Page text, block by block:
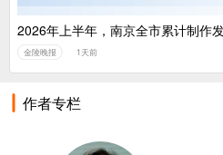
2026年上半年，南京全市累计制作
金陵晚报 1天前
作者专栏